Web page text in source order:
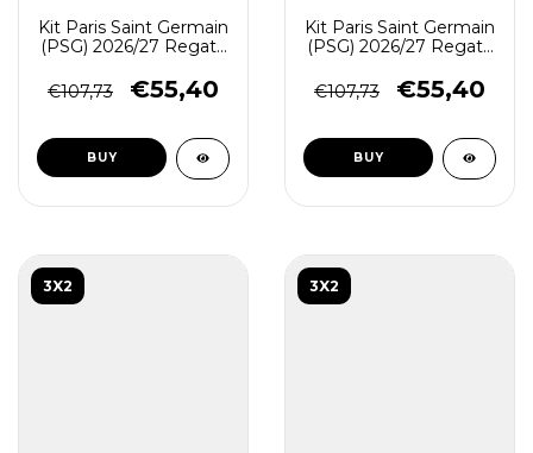
Kit Paris Saint Germain
(PSG) 2026/27 Regata
€107,73
€55,40
BUY
Kit Paris Saint Germain
(PSG) 2026/27 Regata
Branco
€107,73 €55,40
BUY
3X2 3X2